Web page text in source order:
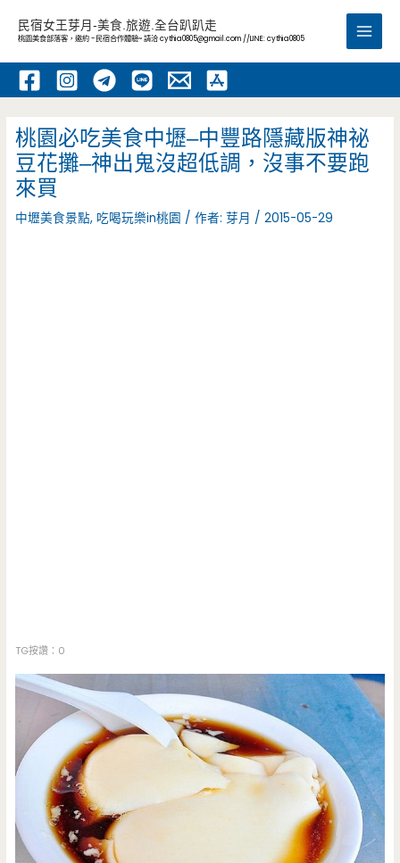
內
民宿女王芽月-美食.旅遊.全台趴趴走
桃園美食部落客，邀約 -民宿合作體驗~ 請洽cythia0805@gmail.com //LINE: cythia0805
Main
桃園必吃美食中壢–中豐路隱藏版神祕
豆花攤–神出鬼沒超低調，沒事不要跑
來買
中壢美食景點, 吃喝玩樂in桃園 / 作者:芽月 /2015-05-29
TG按讚：0